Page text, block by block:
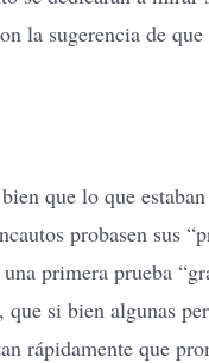
la sugerencia de
que lo que
probasen sus
primera prueba
si bien algunas
rápidamente que